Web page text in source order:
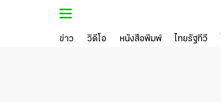
ข่าว วิดีโอ หนังสือพิมพ์ ไทยรัฐทีวี